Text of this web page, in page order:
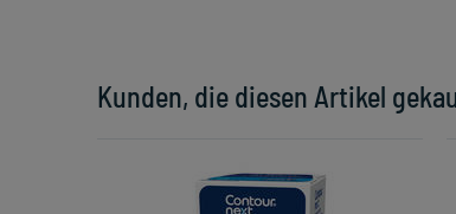
Kunden, die diesen Artikel